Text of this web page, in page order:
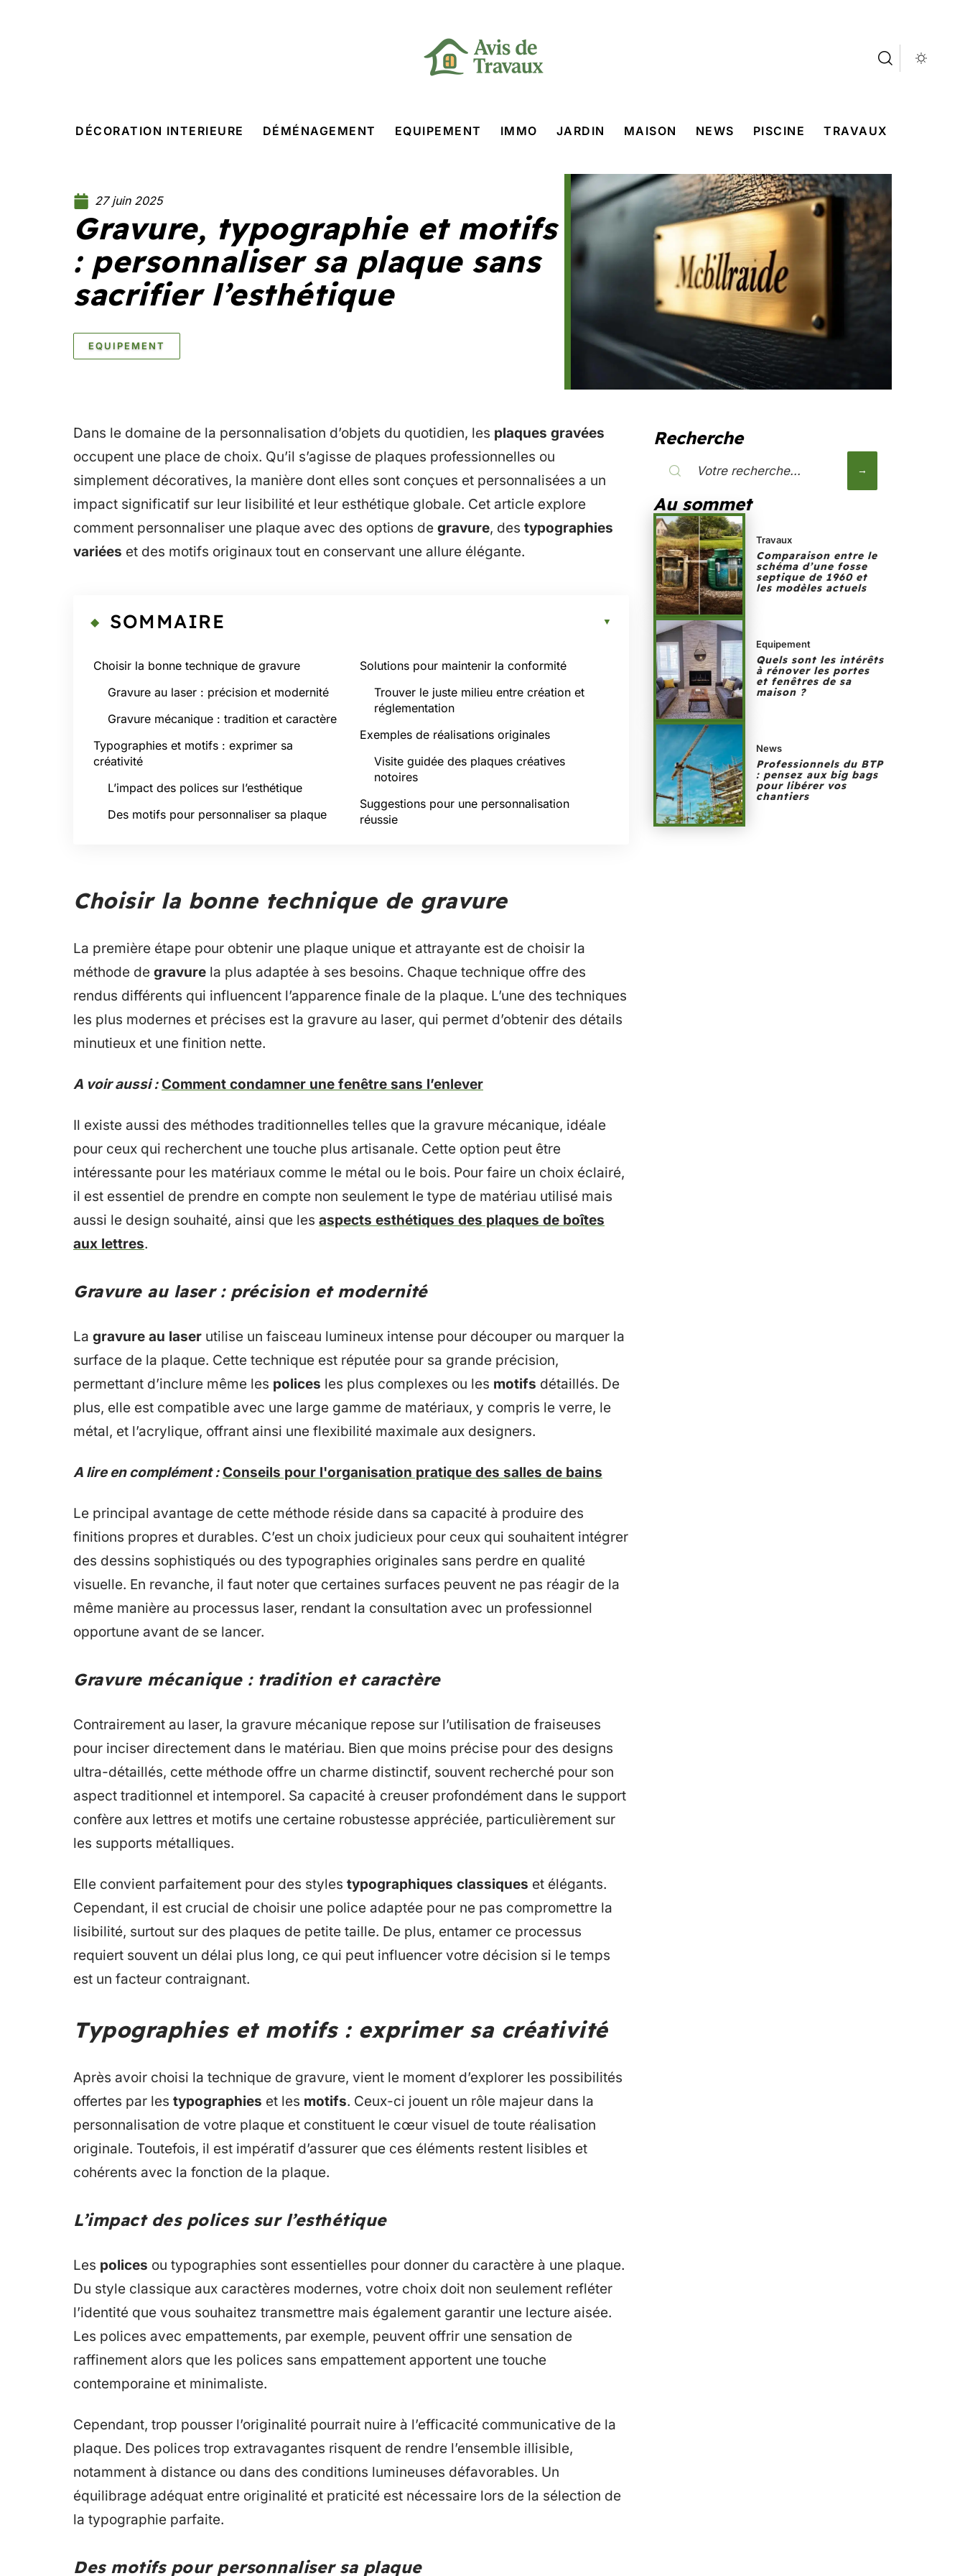
DÉCORATION INTERIEURE DÉMÉNAGEMENT EQUIPEMENT IMMO JARDIN MAISON NEWS PISCINE TRAVAUX
27 juin 2025
Gravure, typographie et motifs
: personnaliser sa plaque sans
sacrifier l’esthétique
EQUIPEMENT
Dans le domaine de la personnalisation d’objets du quotidien, les plaques gravées
occupent une place de choix. Qu’il s’agisse de plaques professionnelles ou
simplement décoratives, la manière dont elles sont conçues et personnalisées a un
impact significatif sur leur lisibilité et leur esthétique globale. Cet article explore
comment personnaliser une plaque avec des options de gravure, des typographies
variées et des motifs originaux tout en conservant une allure élégante.
SOMMAIRE
Choisir la bonne technique de gravure
Gravure au laser : précision et modernité
Gravure mécanique : tradition et caractère
Typographies et motifs : exprimer sa
créativité
L’impact des polices sur l’esthétique
Des motifs pour personnaliser sa plaque
Solutions pour maintenir la conformité
Trouver le juste milieu entre création et
réglementation
Exemples de réalisations originales
Visite guidée des plaques créatives
notoires
Suggestions pour une personnalisation
réussie
Choisir la bonne technique de gravure
La première étape pour obtenir une plaque unique et attrayante est de choisir la
méthode de gravure la plus adaptée à ses besoins. Chaque technique offre des
rendus différents qui influencent l’apparence finale de la plaque. L’une des techniques
les plus modernes et précises est la gravure au laser, qui permet d’obtenir des détails
minutieux et une finition nette.
A voir aussi : Comment condamner une fenêtre sans l’enlever
Il existe aussi des méthodes traditionnelles telles que la gravure mécanique, idéale
pour ceux qui recherchent une touche plus artisanale. Cette option peut être
intéressante pour les matériaux comme le métal ou le bois. Pour faire un choix éclairé,
il est essentiel de prendre en compte non seulement le type de matériau utilisé mais
aussi le design souhaité, ainsi que les aspects esthétiques des plaques de boîtes
aux lettres.
Gravure au laser : précision et modernité
La gravure au laser utilise un faisceau lumineux intense pour découper ou marquer la
surface de la plaque. Cette technique est réputée pour sa grande précision,
permettant d’inclure même les polices les plus complexes ou les motifs détaillés. De
plus, elle est compatible avec une large gamme de matériaux, y compris le verre, le
métal, et l’acrylique, offrant ainsi une flexibilité maximale aux designers.
A lire en complément : Conseils pour l'organisation pratique des salles de bains
Le principal avantage de cette méthode réside dans sa capacité à produire des
finitions propres et durables. C’est un choix judicieux pour ceux qui souhaitent intégrer
des dessins sophistiqués ou des typographies originales sans perdre en qualité
visuelle. En revanche, il faut noter que certaines surfaces peuvent ne pas réagir de la
même manière au processus laser, rendant la consultation avec un professionnel
opportune avant de se lancer.
Gravure mécanique : tradition et caractère
Contrairement au laser, la gravure mécanique repose sur l’utilisation de fraiseuses
pour inciser directement dans le matériau. Bien que moins précise pour des designs
ultra-détaillés, cette méthode offre un charme distinctif, souvent recherché pour son
aspect traditionnel et intemporel. Sa capacité à creuser profondément dans le support
confère aux lettres et motifs une certaine robustesse appréciée, particulièrement sur
les supports métalliques.
Elle convient parfaitement pour des styles typographiques classiques et élégants.
Cependant, il est crucial de choisir une police adaptée pour ne pas compromettre la
lisibilité, surtout sur des plaques de petite taille. De plus, entamer ce processus
requiert souvent un délai plus long, ce qui peut influencer votre décision si le temps
est un facteur contraignant.
Typographies et motifs : exprimer sa créativité
Après avoir choisi la technique de gravure, vient le moment d’explorer les possibilités
offertes par les typographies et les motifs. Ceux-ci jouent un rôle majeur dans la
personnalisation de votre plaque et constituent le cœur visuel de toute réalisation
originale. Toutefois, il est impératif d’assurer que ces éléments restent lisibles et
cohérents avec la fonction de la plaque.
L’impact des polices sur l’esthétique
Les polices ou typographies sont essentielles pour donner du caractère à une plaque.
Du style classique aux caractères modernes, votre choix doit non seulement refléter
l’identité que vous souhaitez transmettre mais également garantir une lecture aisée.
Les polices avec empattements, par exemple, peuvent offrir une sensation de
raffinement alors que les polices sans empattement apportent une touche
contemporaine et minimaliste.
Cependant, trop pousser l’originalité pourrait nuire à l’efficacité communicative de la
plaque. Des polices trop extravagantes risquent de rendre l’ensemble illisible,
notamment à distance ou dans des conditions lumineuses défavorables. Un
équilibrage adéquat entre originalité et praticité est nécessaire lors de la sélection de
la typographie parfaite.
Des motifs pour personnaliser sa plaque
Recherche
Au sommet
Travaux
Comparaison entre le
schéma d’une fosse
septique de 1960 et
les modèles actuels
Equipement
Quels sont les intérêts
à rénover les portes
et fenêtres de sa
maison ?
News
Professionnels du BTP
: pensez aux big bags
pour libérer vos
chantiers